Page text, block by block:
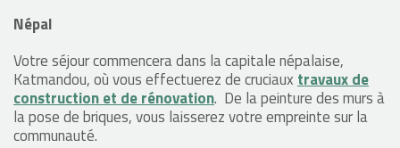
Népal
Votre séjour commencera dans la capitale népalaise,
Katmandou, où vous effectuerez de cruciaux travaux de
construction et de rénovation. De la peinture des murs à
la pose de briques, vous laisserez votre empreinte sur la
communauté.